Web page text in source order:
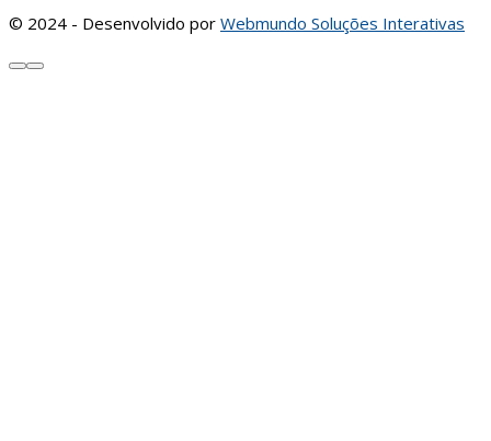
© 2024 - Desenvolvido por Webmundo Soluções Interativas